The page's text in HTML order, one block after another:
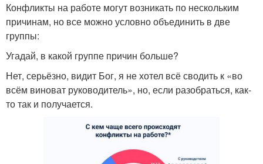
Конфликты на работе могут возникать по нескольким
причинам, но все можно условно объединить в две
группы:
Угадай, в какой группе причин больше?
Нет, серьёзно, видит Бог, я не хотел всё сводить к «во
всём виноват руководитель», но, если разобраться, как-
то так и получается.